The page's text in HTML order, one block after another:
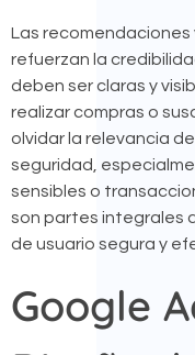
Las
refuerzan la
deben ser claras y
realizar compras o
olvidar la relevancia
seguridad,
sensibles o
son partes integrales
de usuario segura y
Google